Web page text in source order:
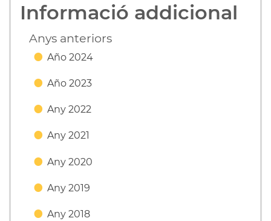
Informació addicional
Anys anteriors
Año 2024
Año 2023
Any 2022
Any 2021
Any 2020
Any 2019
Any 2018